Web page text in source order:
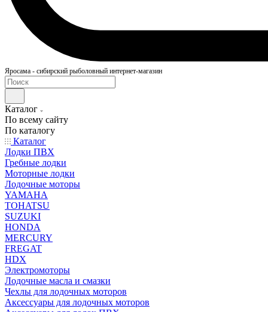
Яросама - сибирский рыболовный интернет-магазин
Каталог
По всему сайту
По каталогу
Каталог
Лодки ПВХ
Гребные лодки
Моторные лодки
Лодочные моторы
YAMAHA
TOHATSU
SUZUKI
HONDA
MERCURY
FREGAT
HDX
Электромоторы
Лодочные масла и смазки
Чехлы для лодочных моторов
Аксессуары для лодочных моторов